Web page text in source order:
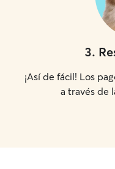
3.
¡Así de fácil! Los
a través de